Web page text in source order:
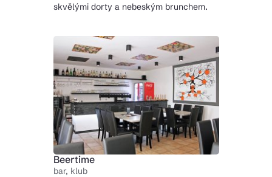
skvělými dorty a nebeským brunchem.
Beertime
bar, klub